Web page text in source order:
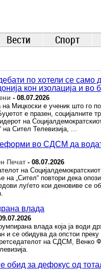
Вести Спорт
по хотели се само
кон изолација и во
- 08.07.2026
на Мицкоски е ученик што го
е празен,
на
на Сител Телевизија, ...
во СДСМ да
Печат - 08.07.2026
на
на „Сител“ повтори дека
луѓето кои деновиве се
влада
влада која ја води
и се обидува да опстои
на СДСМ, Венко
за дефокус од